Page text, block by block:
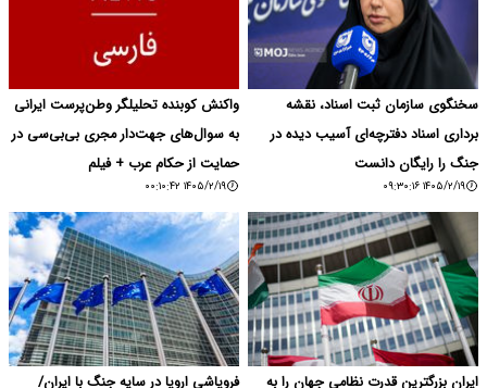
سخنگوی سازمان ثبت اسناد، نقشه
برداری اسناد دفترچه‌ای آسیب دیده در
جنگ را رایگان دانست
۱۴۰۵/۲/۱۹ ۰۹:۳۰:۱۶
واکنش کوبنده تحلیلگر وطن‌پرست ایرانی
به سوال‌های جهت‌دار مجری بی‌بی‌سی در
حمایت از حکام عرب + فیلم
۱۴۰۵/۲/۱۹ ۰۰:۱۰:۴۲
ایران بزرگترین قدرت نظامی جهان را به
فروپاشی اروپا در سایه جنگ با ایران/